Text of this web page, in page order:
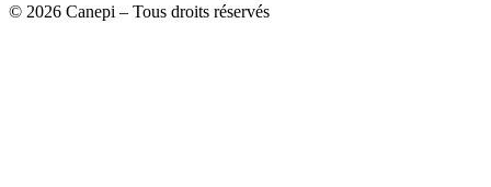
© 2026 Canepi – Tous droits réservés